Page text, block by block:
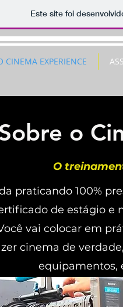
Este site foi
CINEMA EXPERIENCE
o
O
praticando 100%
de estágio e
vai colocar em
cinema de
equipamentos,